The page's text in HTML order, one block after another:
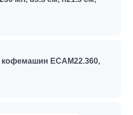
кофемашин ECAM22.360,